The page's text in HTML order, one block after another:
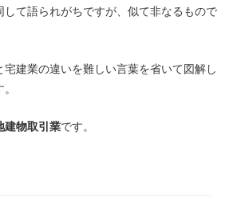
て語られがちですが、似て非なるもので
建業の違いを難しい言葉を省いて図解し
建物取引業です。